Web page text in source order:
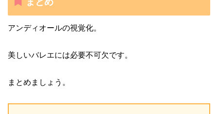
アンディオールの視覚化。
美しいバレエには必要不可欠です。
まとめましょう。